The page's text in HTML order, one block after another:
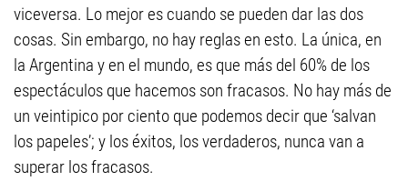
viceversa. Lo mejor es cuando se pueden dar las dos
cosas. Sin embargo, no hay reglas en esto. La única, en
la Argentina y en el mundo, es que más del 60% de los
espectáculos que hacemos son fracasos. No hay más de
un veintipico por ciento que podemos decir que ‘salvan
los papeles’; y los éxitos, los verdaderos, nunca van a
superar los fracasos.